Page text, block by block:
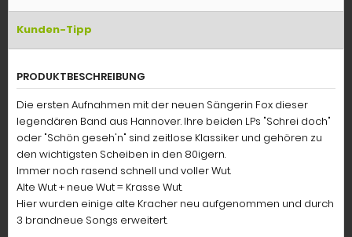
Kunden-Tipp
PRODUKTBESCHREIBUNG
Die ersten Aufnahmen mit der neuen Sängerin Fox dieser
legendären Band aus Hannover. Ihre beiden LPs "Schrei doch"
oder "Schön geseh'n" sind zeitlose Klassiker und gehören zu
den wichtigsten Scheiben in den 80igern.
Immer noch rasend schnell und voller Wut.
Alte Wut + neue Wut = Krasse Wut.
Hier wurden einige alte Kracher neu aufgenommen und durch
3 brandneue Songs erweitert.